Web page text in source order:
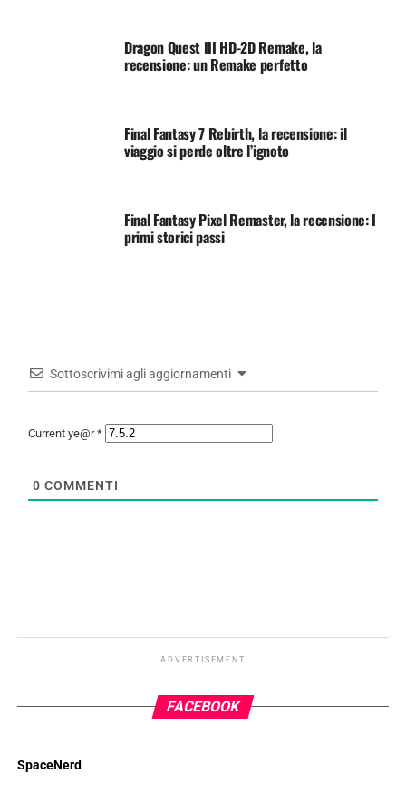
Dragon Quest III HD-2D Remake, la
recensione: un Remake perfetto
Final Fantasy 7 Rebirth, la recensione: il
viaggio si perde oltre l’ignoto
Final Fantasy Pixel Remaster, la recensione: I
primi storici passi
Sottoscrivimi agli aggiornamenti
Current ye@r*
0 COMMENTI
ADVERTISEMENT
FACEBOOK
SpaceNerd